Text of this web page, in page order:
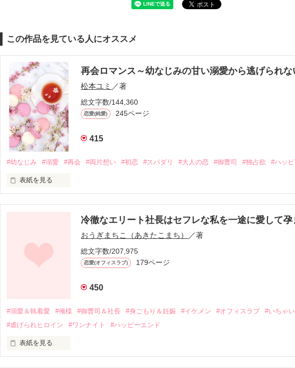
この作品を見ている人にオススメ
再会ロマンス～幼なじみの甘い溺愛から逃げられな
松本ユミ ／著
総文字数/144,360
恋愛(純愛) 245ページ
415
#幼なじみ #溺愛 #再会 #両片想い #初恋 #スパダリ #大人の恋 #御曹司 #独占欲 #ハッ
表紙を見る
しかし、ある出来事をきっかけに二人の関係は壊れてしまう。
関係修復もできないまま、美桜は両親の離婚によって
引っ越すことになり、哲平とも離れ離れになった。
そして、ひょんなことから
酔った勢いで一夜を共にしてしまった。
さらに、美桜が初めてだと知った哲平は
冷徹なエリート社長はセフレな私を一途に愛して孕
おうぎまちこ（あきたこまち） ／著
総文字数/207,975
恋愛(オフィスラブ) 179ページ
450
#溺愛＆執着愛 #俺様 #御曹司＆社長 #身ごもり＆妊娠 #イケメン #オフィスラブ
#いちゃ
#虐げられヒロイン
#ワンナイト #ハッピーエンド
表紙を見る